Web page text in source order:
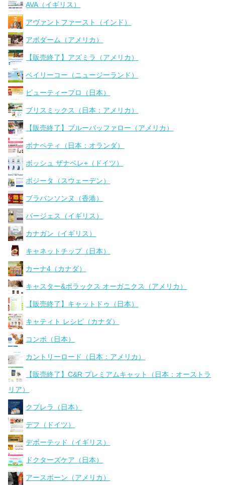
AVA（イギリス）
アヴァントファースト（インド）
アボダーム（アメリカ）
【販売終了】アズミラ（アメリカ）
ベイリーコー（ニュージーランド）
ビューティープロ（日本）
ブリスミックス（日本：アメリカ）
【販売終了】ブルーバッファロー（アメリカ）
ボナペティ（日本：オランダ）
ボッシュ ザナベレ+（ドイツ）
ボジータ（スウェーデン）
ブラバンソンヌ（香港）
バージェス（イギリス）
カナガン（イギリス）
キャネットチップ（日本）
カーナ4（カナダ）
キャスター&ポラックス オーガニクス（アメリカ）
【販売終了】キャットドゥ（日本）
キャティト レシピ（カナダ）
コンボ（日本）
カントリーロード（日本：アメリカ）
【販売終了】C&R プレミアムキャット（日本：オーストラ
リア）
クプレラ（日本）
デフ（ドイツ）
デボーテッド（イギリス）
ドクターズケア（日本）
アースボーン（アメリカ）